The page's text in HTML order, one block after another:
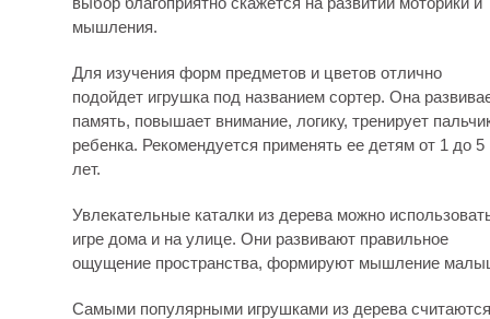
мышления.
Для изучения форм предметов и цветов отлично
подойдет игрушка под названием сортер. Она
память, повышает внимание, логику, тренирует
ребенка. Рекомендуется применять ее детям от 1 до 5
лет.
Увлекательные каталки из дерева можно
игре дома и на улице. Они развивают правильное
ощущение пространства, формируют мышление
Самыми популярными игрушками из дерева считаются